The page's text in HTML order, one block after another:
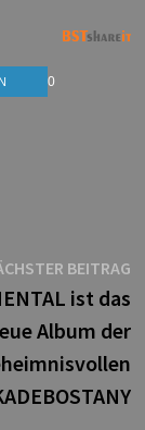
0
BEITRAG
ist das
Album der